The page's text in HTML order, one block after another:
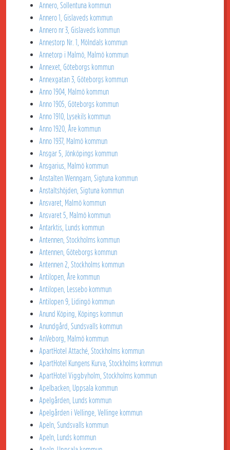
Annero, Sollentuna kommun
Annero 1, Gislaveds kommun
Annero nr 3, Gislaveds kommun
Annestorp Nr. 1, Mölndals kommun
Annetorp i Malmö, Malmö kommun
Annexet, Göteborgs kommun
Annexgatan 3, Göteborgs kommun
Anno 1904, Malmö kommun
Anno 1905, Göteborgs kommun
Anno 1910, Lysekils kommun
Anno 1920, Åre kommun
Anno 1937, Malmö kommun
Ansgar 5, Jönköpings kommun
Ansgarius, Malmö kommun
Anstalten Wenngarn, Sigtuna kommun
Anstaltshöjden, Sigtuna kommun
Ansvaret, Malmö kommun
Ansvaret 5, Malmö kommun
Antarktis, Lunds kommun
Antennen, Stockholms kommun
Antennen, Göteborgs kommun
Antennen 2, Stockholms kommun
Antilopen, Åre kommun
Antilopen, Lessebo kommun
Antilopen 9, Lidingö kommun
Anund Köping, Köpings kommun
Anundgård, Sundsvalls kommun
AnVeborg, Malmö kommun
ApartHotel Attaché, Stockholms kommun
ApartHotel Kungens Kurva, Stockholms kommun
ApartHotel Viggbyholm, Stockholms kommun
Apelbacken, Uppsala kommun
Apelgården, Lunds kommun
Apelgården i Vellinge, Vellinge kommun
Apeln, Sundsvalls kommun
Apeln, Lunds kommun